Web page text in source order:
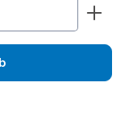
Wert